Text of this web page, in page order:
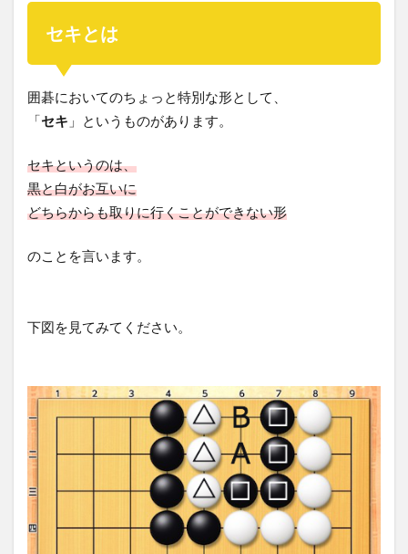
セキとは
囲碁においてのちょっと特別な形として、
「セキ 」というものがあります。
セキというのは、
黒と白がお互いに
どちらからも取りに行くことができない形
のことを言います。
下図を見てみてください。